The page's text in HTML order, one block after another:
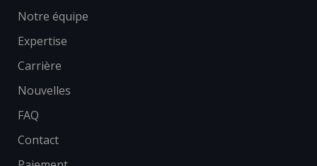
Notre équipe
Expertise
Carrière
Nouvelles
FAQ
Contact